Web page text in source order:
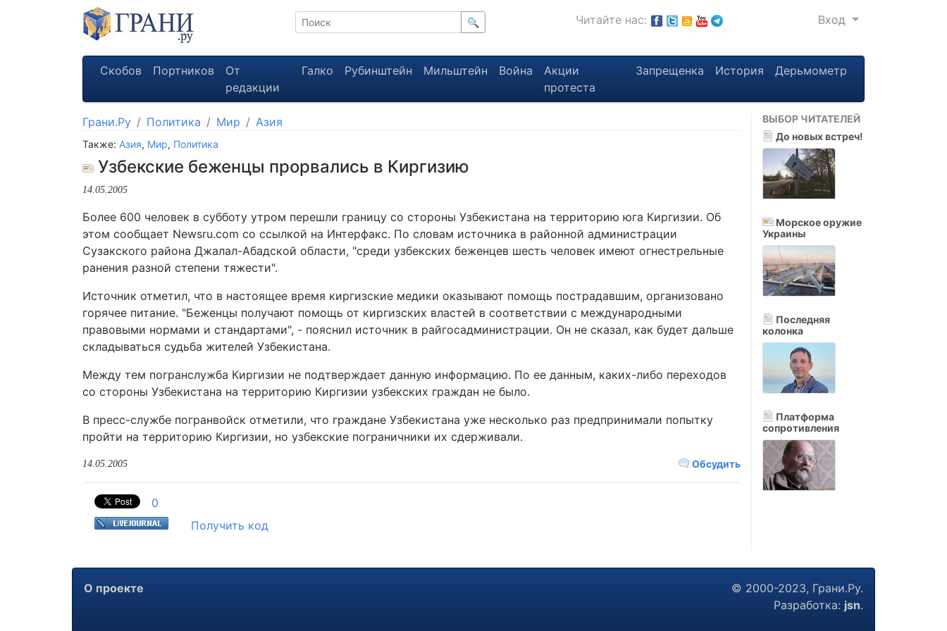
🔍 Читайте нас: Вход
Скобов Портников
От
редакции
Галко Рубинштейн Мильштейн Война
Акции
протеста
Запрещенка История Дерьмометр
Грани.Ру Политика Мир Азия
Также: Азия, Мир, Политика
Узбекские беженцы прорвались в Киргизию
14.05.2005
Более 600 человек в субботу утром перешли границу со стороны Узбекистана на территорию юга Киргизии. Об
этом сообщает Newsru.com со ссылкой на Интерфакс. По словам источника в районной администрации
Сузакского района Джалал-Абадской области, "среди узбекских беженцев шесть человек имеют огнестрельные
ранения разной степени тяжести".
Источник отметил, что в настоящее время киргизские медики оказывают помощь пострадавшим, организовано
горячее питание. "Беженцы получают помощь от киргизских властей в соответствии с международными
правовыми нормами и стандартами", - пояснил источник в райгосадминистрации. Он не сказал, как будет дальше
складываться судьба жителей Узбекистана.
Между тем погранслужба Киргизии не подтверждает данную информацию. По ее данным, каких-либо переходов
со стороны Узбекистана на территорию Киргизии узбекских граждан не было.
В пресс-службе погранвойск отметили, что граждане Узбекистана уже несколько раз предпринимали попытку
пройти на территорию Киргизии, но узбекские пограничники их сдерживали.
Обсудить
14.05.2005
0
Получить код
ВЫБОР ЧИТАТЕЛЕЙ
До новых встреч!
Морское оружие
Украины
Последняя
колонка
Платформа
сопротивления
О проекте
© 2000-2023, Грани.Ру.
Разработка: jsn.